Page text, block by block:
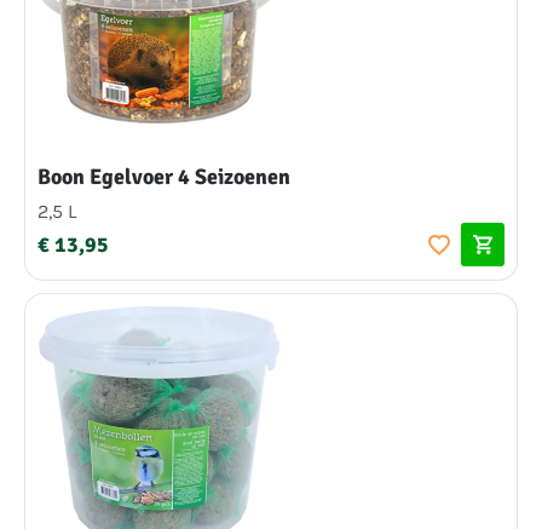
Boon Egelvoer 4 Seizoenen
2,5 L
€ 13,95